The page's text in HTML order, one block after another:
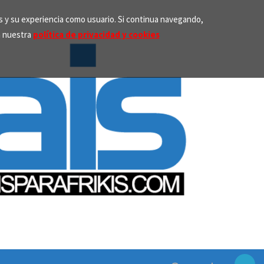
su experiencia como usuario. Si continua navegando,
nuestra política de privacidad y cookies